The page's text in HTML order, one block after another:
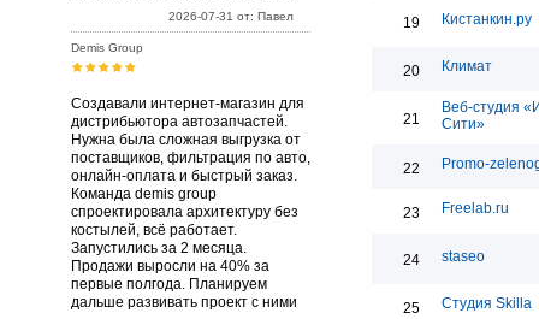
2026-07-31 от: Павел
Demis Group
Создавали интернет-магазин для
дистрибьютора автозапчастей.
Нужна была сложная выгрузка от
поставщиков, фильтрация по авто,
онлайн-оплата и быстрый заказ.
Команда demis group
спроектировала архитектуру без
костылей, всё работает.
Запустились за 2 месяца.
Продажи выросли на 40% за
первые полгода. Планируем
дальше развивать проект с ними
19 Кистанкин.ру
20 Климат
21
Веб-студия
Сити»
22 Promo-
23 Freelab.ru
24 staseo
25 Студия Skilla